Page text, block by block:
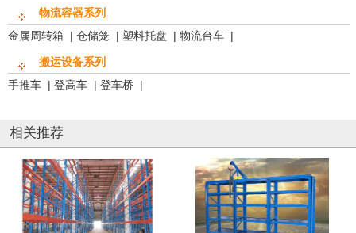
物流容器系列
金属周转箱 | 仓储笼 | 塑料托盘 | 物流台车 |
搬运设备系列
手推车 | 登高车 | 登车桥 |
相关推荐